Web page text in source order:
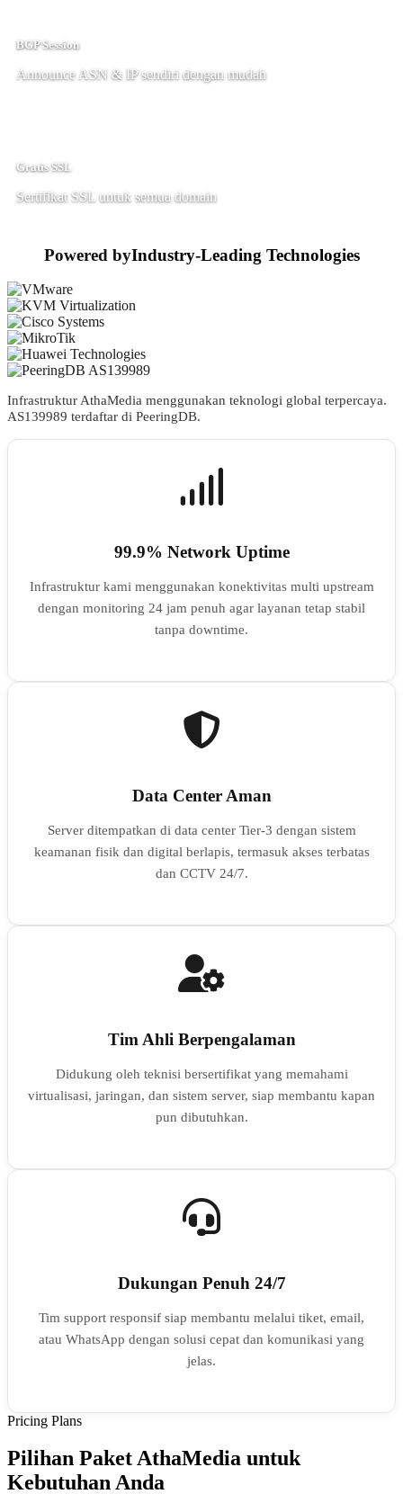
BGP Session
Announce ASN & IP sendiri dengan mudah
Gratis SSL
Sertifikat SSL untuk semua domain
Powered byIndustry-Leading Technologies
Infrastruktur AthaMedia menggunakan teknologi global terpercaya.
AS139989 terdaftar di PeeringDB.
99.9% Network Uptime
Infrastruktur kami menggunakan konektivitas multi upstream
dengan monitoring 24 jam penuh agar layanan tetap stabil
tanpa downtime.
Data Center Aman
Server ditempatkan di data center Tier-3 dengan sistem
keamanan fisik dan digital berlapis, termasuk akses terbatas
dan CCTV 24/7.
Tim Ahli Berpengalaman
Didukung oleh teknisi bersertifikat yang memahami
virtualisasi, jaringan, dan sistem server, siap membantu kapan
pun dibutuhkan.
Dukungan Penuh 24/7
Tim support responsif siap membantu melalui tiket, email,
atau WhatsApp dengan solusi cepat dan komunikasi yang
jelas.
Pricing Plans
Pilihan Paket AthaMedia untuk
Kebutuhan Anda